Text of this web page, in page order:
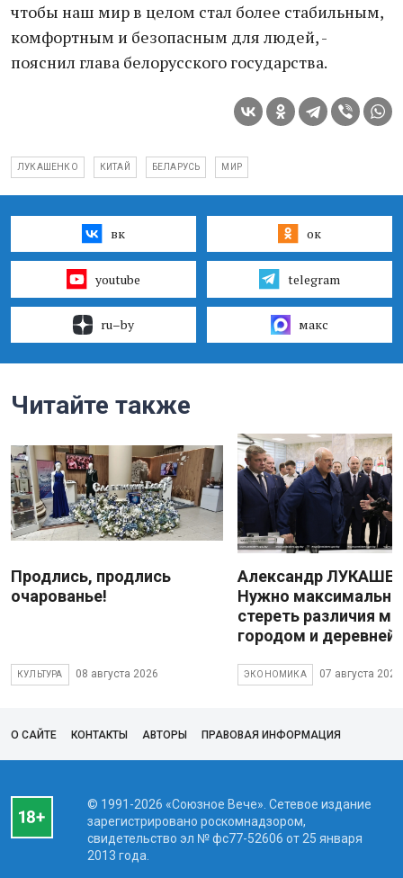
чтобы наш мир в целом стал более стабильным,
комфортным и безопасным для людей, -
пояснил глава белорусского государства.
ЛУКАШЕНКО КИТАЙ БЕЛАРУСЬ МИР
вк ок
youtube telegram
ru–by макс
Читайте также
Продлись, продлись
очарованье!
КУЛЬТУРА 08 августа 2026
Александр
Нужно максимально
стереть различия
городом и деревней
ЭКОНОМИКА 07 августа 2026
О САЙТЕ КОНТАКТЫ АВТОРЫ ПРАВОВАЯ ИНФОРМАЦИЯ
© 1991-2026 «Союзное Вече». Сетевое издание
зарегистрировано роскомнадзором,
свидетельство эл № фc77-52606 от 25 января
2013 года.